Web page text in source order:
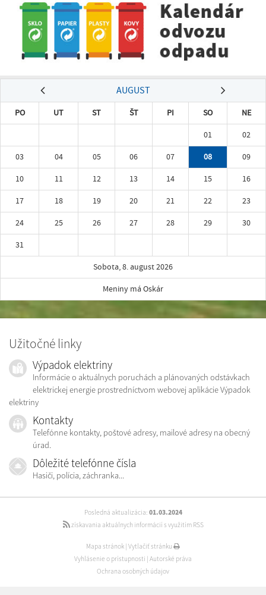
AUGUST
PO UT ST ŠT PI SO
NE
01
02
03
04 05 06 07 08
09
10
11 12 13 14 15
16
17
18 19 20 21 22
23
24
25 26 27 28 29
30
31
Sobota, 8. august 2026
Meniny má Oskár
Užitočné linky
Výpadok elektriny
Informácie o aktuálnych poruchách a plánovaných odstávkach
elektrickej energie prostredníctvom webovej aplikácie Výpadok
elektriny
Kontakty
Telefónne kontakty, poštové adresy, mailové adresy na obecný
úrad.
Dôležité telefónne čísla
Hasiči, polícia, záchranka...
Posledná aktualizácia: 01.03.2024
získavania aktuálnych informácií s využitím RSS
Mapa stránok | Vytlačiť stránku
Vyhlásenie o prístupnosti | Autorské práva
Ochrana osobných údajov